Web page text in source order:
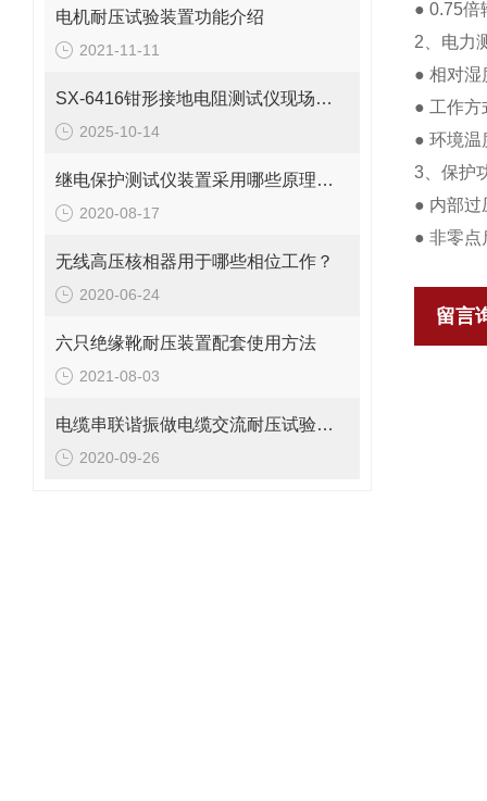
电机耐压试验装置功能介绍
2021-11-11
SX-6416钳形接地电阻测试仪现场测试应用
2025-10-14
继电保护测试仪装置采用哪些原理进行检测的？
2020-08-17
无线高压核相器用于哪些相位工作？
2020-06-24
六只绝缘靴耐压装置配套使用方法
2021-08-03
电缆串联谐振做电缆交流耐压试验有几种方法？
2020-09-26
● 0.75倍
2、电力
● 相对
● 工作方
● 环境
3、保护
● 内部过
● 非零点
留言